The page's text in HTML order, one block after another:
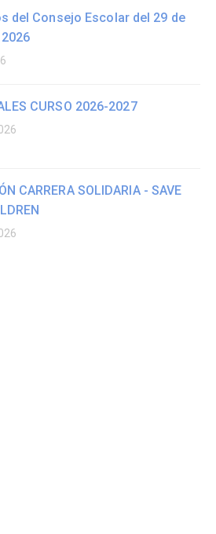
del Consejo Escolar del 29 de
CURSO 2026-2027
CARRERA SOLIDARIA - SAVE